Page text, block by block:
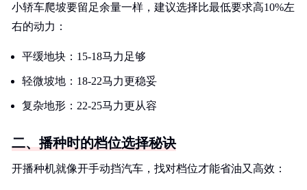
小轿车爬坡要留足余量一样，建议选择比最低要求高10%左
右的动力：
平缓地块：15-18马力足够
轻微坡地：18-22马力更稳妥
复杂地形：22-25马力更从容
二、播种时的档位选择秘诀
开播种机就像开手动挡汽车，找对档位才能省油又高效：